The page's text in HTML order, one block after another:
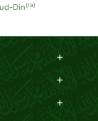
Din (ra)